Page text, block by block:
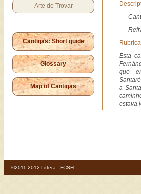
Arte de Trovar
Cantigas: Short guide
Glossary
Map of Cantigas
Esta
que
a
estava
©2011-2012 Littera - FCSH